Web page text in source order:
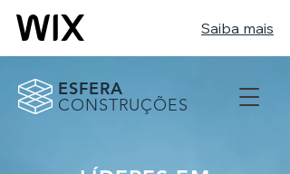
Saiba mais